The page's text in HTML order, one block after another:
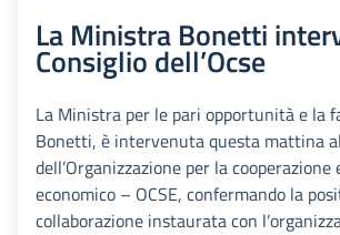
La Ministra Bonetti
Consiglio dell’Ocse
La Ministra per le pari opportunità e la
Bonetti, è intervenuta questa mattina
dell’Organizzazione per la cooperazione
economico – OCSE, confermando la
collaborazione instaurata con